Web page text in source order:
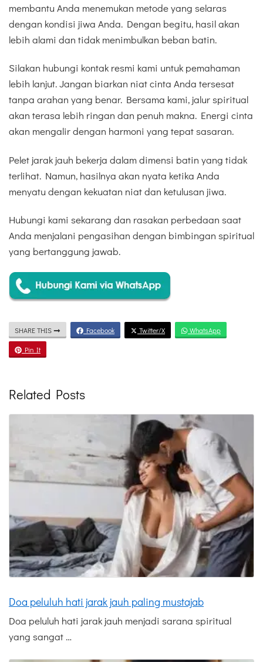
membantu Anda menemukan metode yang selaras
dengan kondisi jiwa Anda. Dengan begitu, hasil akan
lebih alami dan tidak menimbulkan beban batin.
Silakan hubungi kontak resmi kami untuk pemahaman
lebih lanjut. Jangan biarkan niat cinta Anda tersesat
tanpa arahan yang benar. Bersama kami, jalur spiritual
akan terasa lebih ringan dan penuh makna. Energi cinta
akan mengalir dengan harmoni yang tepat sasaran.
Pelet jarak jauh bekerja dalam dimensi batin yang tidak
terlihat. Namun, hasilnya akan nyata ketika Anda
menyatu dengan kekuatan niat dan ketulusan jiwa.
Hubungi kami sekarang dan rasakan perbedaan saat
Anda menjalani pengasihan dengan bimbingan spiritual
yang bertanggung jawab.
SHARE THIS Facebook Twitter/X WhatsApp
Pin It
Related Posts
Doa peluluh hati jarak jauh paling mustajab
Doa peluluh hati jarak jauh menjadi sarana spiritual
yang sangat …